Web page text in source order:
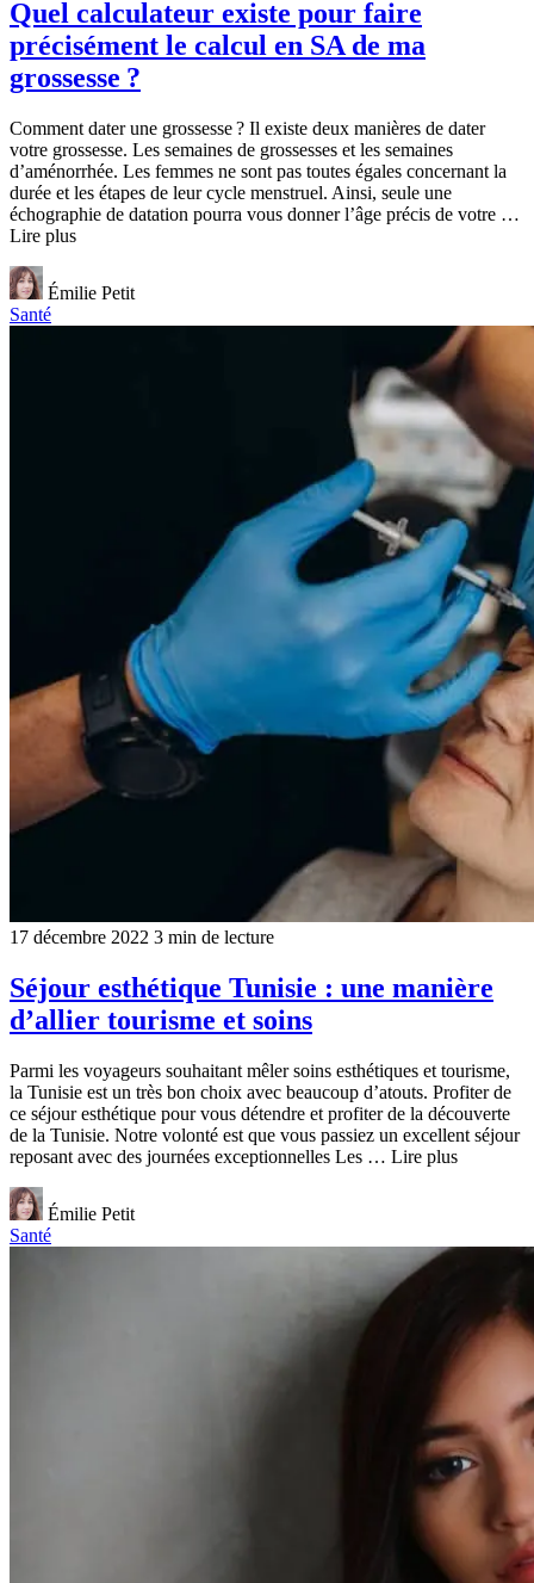
Quel calculateur existe pour faire
précisément le calcul en SA de ma
grossesse ?
Comment dater une grossesse ? Il existe deux manières de dater
votre grossesse. Les semaines de grossesses et les semaines
d’aménorrhée. Les femmes ne sont pas toutes égales concernant la
durée et les étapes de leur cycle menstruel. Ainsi, seule une
échographie de datation pourra vous donner l’âge précis de votre …
Lire plus
Émilie Petit
Santé
17 décembre 2022 3 min de lecture
Séjour esthétique Tunisie : une manière
d’allier tourisme et soins
Parmi les voyageurs souhaitant mêler soins esthétiques et tourisme,
la Tunisie est un très bon choix avec beaucoup d’atouts. Profiter de
ce séjour esthétique pour vous détendre et profiter de la découverte
de la Tunisie. Notre volonté est que vous passiez un excellent séjour
reposant avec des journées exceptionnelles Les … Lire plus
Émilie Petit
Santé